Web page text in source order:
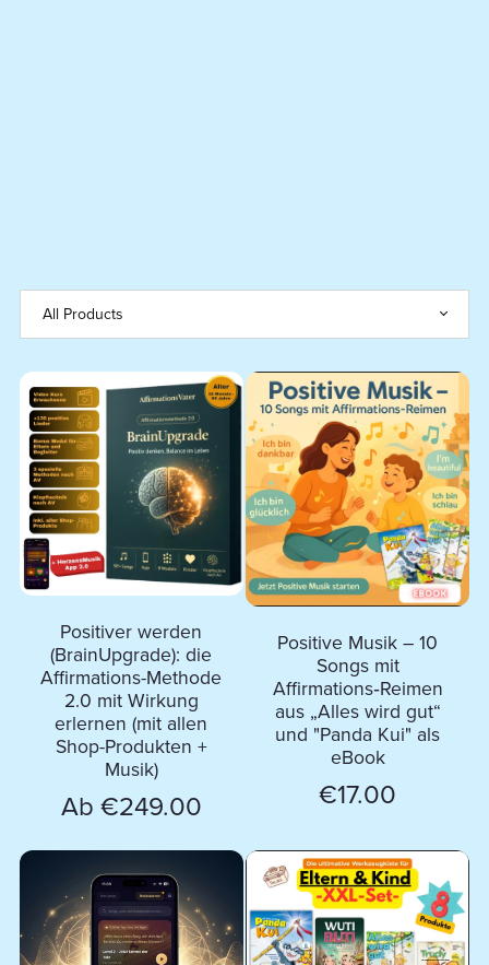
Positiver werden
(BrainUpgrade): die
Affirmations-Methode
2.0 mit Wirkung
erlernen (mit allen
Shop-Produkten +
Musik)
Ab €249.00
Positive Musik – 10
Songs mit
Affirmations‑Reimen
aus „Alles wird gut“
und "Panda Kui" als
eBook
€17.00